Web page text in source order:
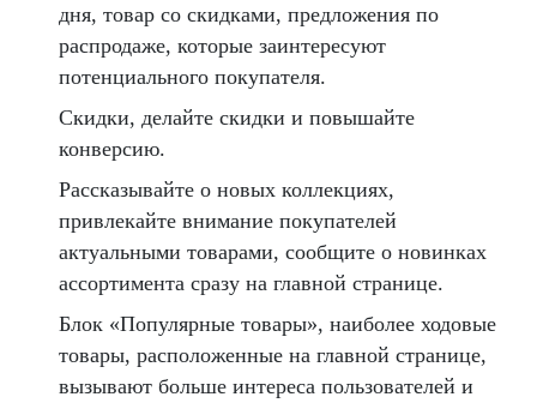
дня, товар со скидками, предложения по
распродаже, которые заинтересуют
потенциального покупателя.
Скидки, делайте скидки и повышайте
конверсию.
Рассказывайте о новых коллекциях,
привлекайте внимание покупателей
актуальными товарами, сообщите о новинках
ассортимента сразу на главной странице.
Блок «Популярные товары», наиболее ходовые
товары, расположенные на главной странице,
вызывают больше интереса пользователей и